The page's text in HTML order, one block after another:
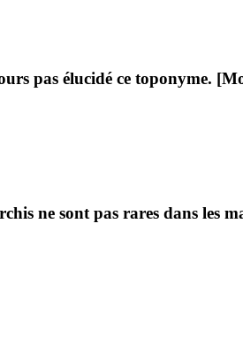
pas élucidé ce toponyme.
ne sont pas rares dans les